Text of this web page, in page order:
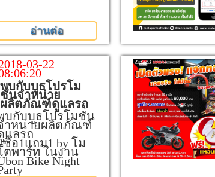
อ่านต่อ
03-22
พบกับบูธโปรโม
ชั่นจำหน่าย
ผลิตภัณฑ์ดูแลรถ
บกับบูธโปรโมชั่น
ำหน่ายผลิตภัณฑ์
แลรถ
ซื้อ1แถม1 by โม
ตพาร์ท ในงาน
Bike Night